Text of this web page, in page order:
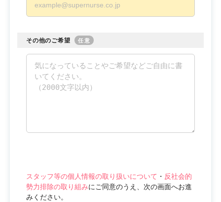
その他のご希望 任意
スタッフ等の個人情報の取り扱いについて ・ 反社会的
勢力排除の取り組みにご同意のうえ、次の画面へお進
みください。